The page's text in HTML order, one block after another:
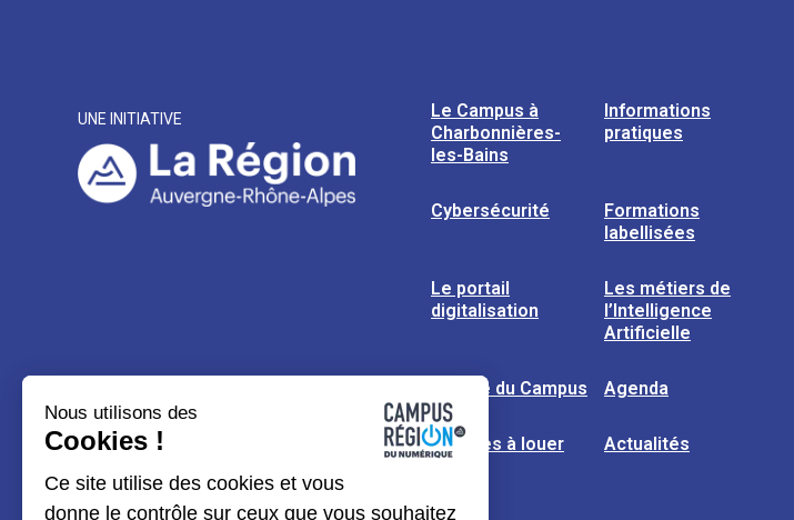
UNE INITIATIVE
Le Campus à
Charbonnières-
les-Bains
Informations
pratiques
Cybersécurité
Formations
labellisées
Le portail
digitalisation
Les métiers de
l’Intelligence
Artificielle
L’usine du Campus Agenda
Espaces à louer Actualités
Nous utilisons des
Cookies !
Ce site utilise des cookies et vous
donne le contrôle sur ceux que vous souhaitez